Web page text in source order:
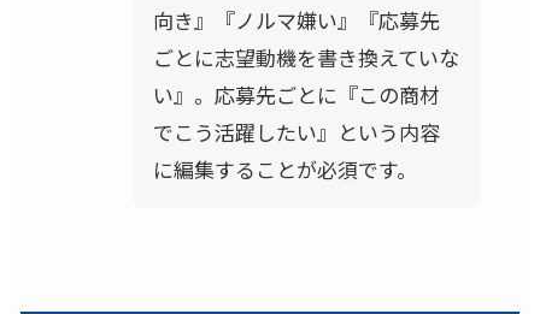
向き』『ノルマ嫌い』『応募先
ごとに志望動機を書き換えていな
い』。応募先ごとに『この商材
でこう活躍したい』という内容
に編集することが必須です。